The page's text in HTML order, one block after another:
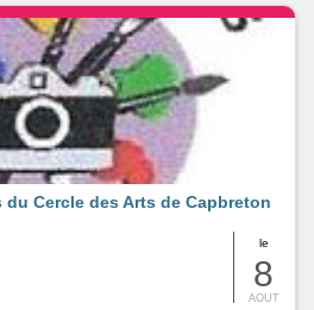
le
8
AOUT
Cercle des Arts de Capbreton